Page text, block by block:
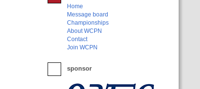
Home
Message board
Championships
About WCPN
Contact
Join WCPN
sponsor